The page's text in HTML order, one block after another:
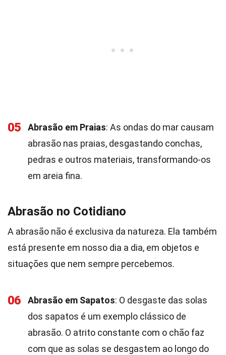
05 Abrasão em Praias: As ondas do mar causam
abrasão nas praias, desgastando conchas,
pedras e outros materiais, transformando-os
em areia fina.
Abrasão no Cotidiano
A abrasão não é exclusiva da natureza. Ela também
está presente em nosso dia a dia, em objetos e
situações que nem sempre percebemos.
06 Abrasão em Sapatos: O desgaste das solas
dos sapatos é um exemplo clássico de
abrasão. O atrito constante com o chão faz
com que as solas se desgastem ao longo do